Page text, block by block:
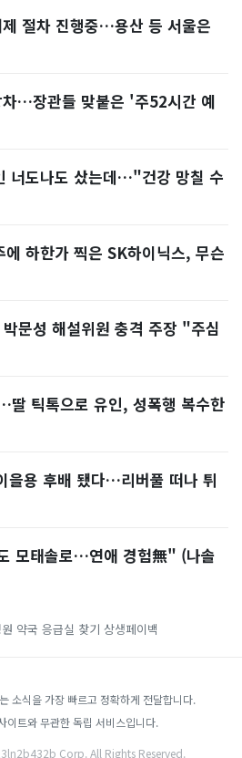
절차 진행중…용산 등 서울은
차…장관들 맞붙은 '주52시간 예
너도나도 샀는데…"건강 망칠 수
하한가 찍은 SK하이닉스, 무슨
문성 해설위원 충격 주장 "주심
틱톡으로 유인, 성폭행 복수한
을용 후배 됐다…리버풀 떠나 튀
모태솔로…연애 경험無" (나솔
약국 응급실 찾기 상생페이백
소식을 가장 빠르고 정확하게 전달합니다.
이트와 무관한 독립 서비스입니다.
Corp. All Rights Reserved.